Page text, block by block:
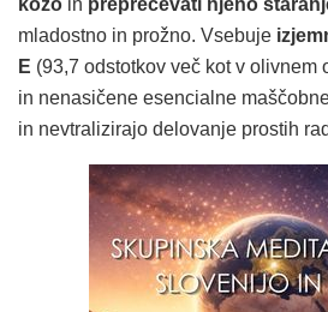
kožo in preprečevati njeno
mladostno in prožno. Vsebuje
E (93,7 odstotkov več kot v olivnem
in nenasičene esencialne
in nevtralizirajo delovanje prostih